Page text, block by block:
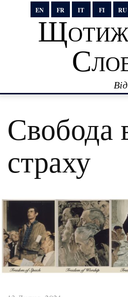
EN FR IT FI RU
Свобода
страху